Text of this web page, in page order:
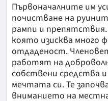
Първоначалните им
почистване на
рампи и препятствия.
която изисква много
отдаденост.
работят на
собствени средства
мечтата си. Те
вниманието на